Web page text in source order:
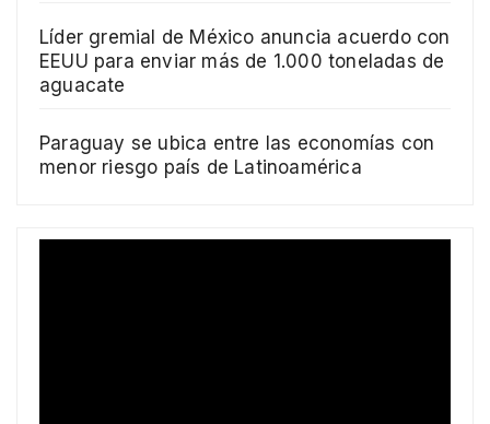
Líder gremial de México anuncia acuerdo con
EEUU para enviar más de 1.000 toneladas de
aguacate
Paraguay se ubica entre las economías con
menor riesgo país de Latinoamérica